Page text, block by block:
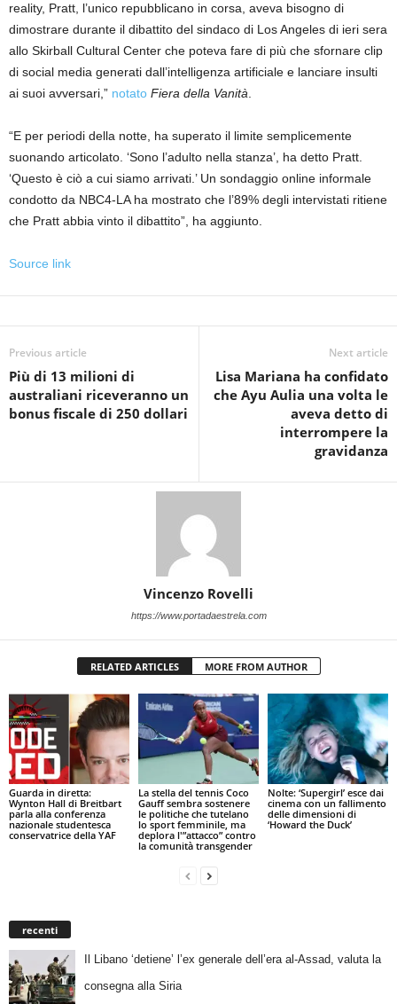
reality, Pratt, l’unico repubblicano in corsa, aveva bisogno di
dimostrare durante il dibattito del sindaco di Los Angeles di ieri sera
allo Skirball Cultural Center che poteva fare di più che sfornare clip
di social media generati dall’intelligenza artificiale e lanciare insulti
ai suoi avversari,” notato Fiera della Vanità
“E per periodi della notte, ha superato il limite semplicemente
suonando articolato. ‘Sono l’adulto nella stanza’, ha detto Pratt.
‘Questo è ciò a cui siamo arrivati.’ Un sondaggio online informale
condotto da NBC4-LA ha mostrato che l’89% degli intervistati ritiene
che Pratt abbia vinto il dibattito”, ha aggiunto.
Source link
Previous article
Più di 13 milioni di
australiani riceveranno un
bonus fiscale di 250 dollari
Next article
Lisa Mariana ha confidato
che Ayu Aulia una volta le
aveva detto di
interrompere la
gravidanza
Vincenzo Rovelli
https://www.portadaestrela.com
RELATED ARTICLES MORE FROM AUTHOR
Guarda in diretta:
Wynton Hall di Breitbart
parla alla conferenza
nazionale studentesca
conservatrice della YAF
La stella del tennis Coco
Gauff sembra sostenere
le politiche che tutelano
lo sport femminile, ma
deplora l'”attacco” contro
la comunità transgender
Nolte: ‘Supergirl’ esce dai
cinema con un fallimento
delle dimensioni di
‘Howard the Duck’
recenti
Il Libano ‘detiene’ l’ex generale dell’era al-Assad, valuta la
consegna alla Siria